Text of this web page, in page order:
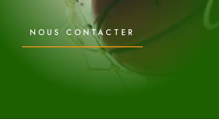
NOUS CONTACTER